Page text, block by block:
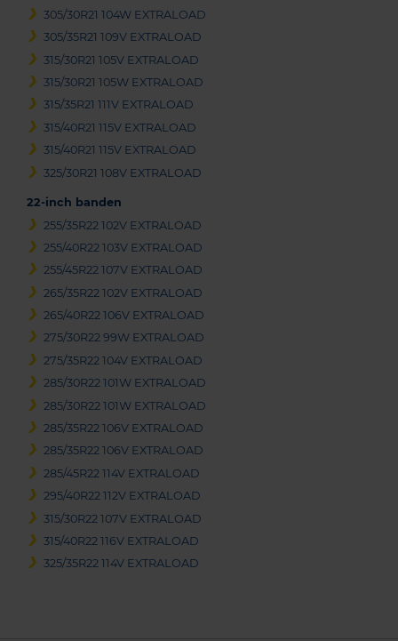
305/30R21 104W EXTRALOAD
305/35R21 109V EXTRALOAD
315/30R21 105V EXTRALOAD
315/30R21 105W EXTRALOAD
315/35R21 111V EXTRALOAD
315/40R21 115V EXTRALOAD
315/40R21 115V EXTRALOAD
325/30R21 108V EXTRALOAD
22-inch banden
255/35R22 102V EXTRALOAD
255/40R22 103V EXTRALOAD
255/45R22 107V EXTRALOAD
265/35R22 102V EXTRALOAD
265/40R22 106V EXTRALOAD
275/30R22 99W EXTRALOAD
275/35R22 104V EXTRALOAD
285/30R22 101W EXTRALOAD
285/30R22 101W EXTRALOAD
285/35R22 106V EXTRALOAD
285/35R22 106V EXTRALOAD
285/45R22 114V EXTRALOAD
295/40R22 112V EXTRALOAD
315/30R22 107V EXTRALOAD
315/40R22 116V EXTRALOAD
325/35R22 114V EXTRALOAD